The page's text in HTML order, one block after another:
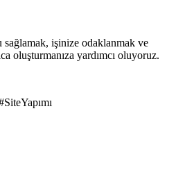
sağlamak, işinize odaklanmak ve
oluşturmanıza yardımcı oluyoruz.